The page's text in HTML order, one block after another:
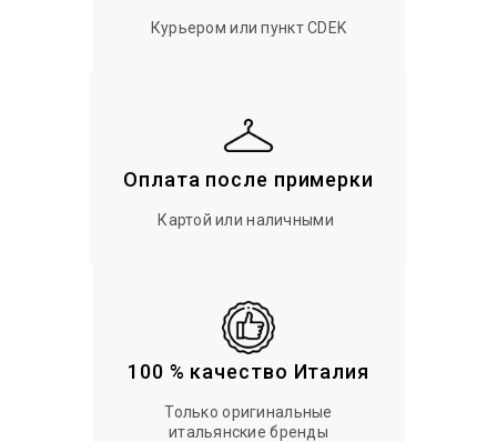
Курьером или пункт CDEK
Оплата после примерки
Картой или наличными
100 % качество Италия
Только оригинальные
итальянские бренды